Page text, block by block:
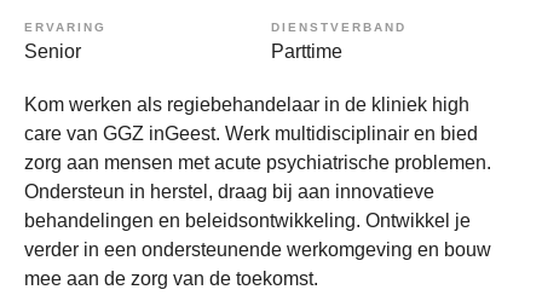
ERVARING
Senior
DIENSTVERBAND
Parttime
Kom werken als regiebehandelaar in de kliniek high
care van GGZ inGeest. Werk multidisciplinair en bied
zorg aan mensen met acute psychiatrische problemen.
Ondersteun in herstel, draag bij aan innovatieve
behandelingen en beleidsontwikkeling. Ontwikkel je
verder in een ondersteunende werkomgeving en bouw
mee aan de zorg van de toekomst.